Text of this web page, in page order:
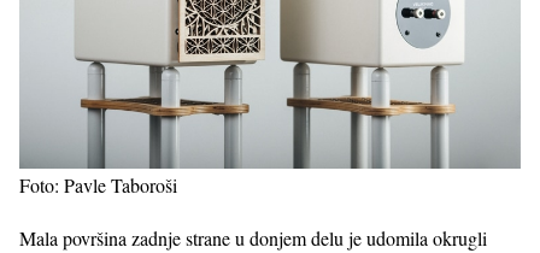
Foto: Pavle Taboroši
Mala površina zadnje strane u donjem delu je udomila okrugli